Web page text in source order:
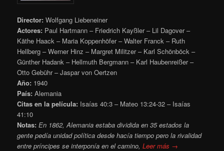
Director: Wolfgang Liebeneiner
Actores: Paul Hartmann – Friedrich Kayßler – Lil Dagover –
Käthe Haack – Maria Koppenhöfer – Walter Franck – Ruth
Hellberg – Werner Hinz – Margret Militzer – Karl Schönböck –
Günther Hadank – Hellmuth Bergmann – Karl Haubenreißer –
Otto Gebühr – Jaspar von Oertzen
Año: 1940
País: Alemania
Citas en la película: Isaías 40:3 – Mateo 13:24-32 – Isaías
41:10
Notas:En 1862, Alemania estaba dividida en 35 estados la
gente pedía unidad política desde hacía tiempo pero la rivalidad
entre príncipes se interponía en el camino,Leer más →